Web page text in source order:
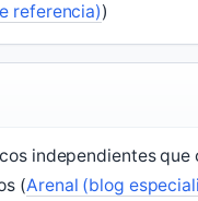
referencia))
independientes
(Arenal (blog